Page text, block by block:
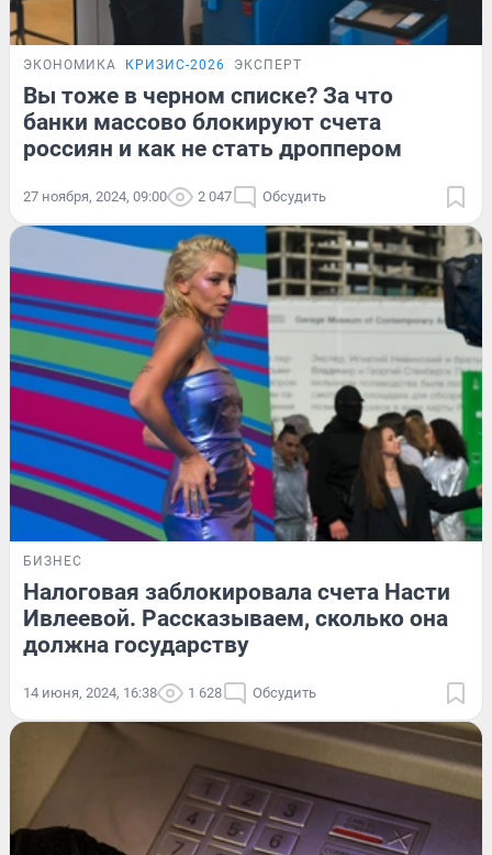
ЭКОНОМИКА КРИЗИС-2026 ЭКСПЕРТ
Вы тоже в черном списке? За что
банки массово блокируют счета
россиян и как не стать дроппером
27 ноября, 2024, 09:00 2 047 Обсудить
БИЗНЕС
Налоговая заблокировала счета Насти
Ивлеевой. Рассказываем, сколько она
должна государству
14 июня, 2024, 16:38 1 628 Обсудить